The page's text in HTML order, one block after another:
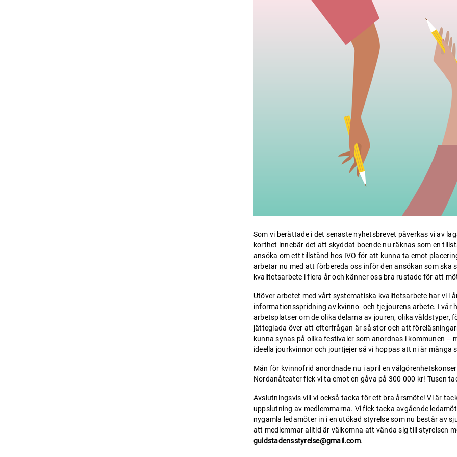
Som vi berättade i det senaste nyhetsbrevet påverkas vi av
korthet innebär det att skyddat boende nu räknas som en
ansöka om ett tillstånd hos IVO för att kunna ta emot
arbetar nu med att förbereda oss inför den ansökan som
kvalitetsarbete i flera år och känner oss bra rustade för att
Utöver arbetet med vårt systematiska kvalitetsarbete har vi i
informationsspridning av kvinno- och tjejjourens arbete. I vår
arbetsplatser om de olika delarna av jouren, olika våldstyper,
jätteglada över att efterfrågan är så stor och att
kunna synas på olika festivaler som anordnas i kommunen –
ideella jourkvinnor och jourtjejer så vi hoppas att ni är många
Män för kvinnofrid anordnade nu i april en
Nordanåteater fick vi ta emot en gåva på 300 000 kr! Tusen
Avslutningsvis vill vi också tacka för ett bra årsmöte! Vi är
uppslutning av medlemmarna. Vi fick tacka avgående
nygamla ledamöter in i en utökad styrelse som nu består av
att medlemmar alltid är välkomna att vända sig till styrelsen
guldstadensstyrelse@gmail.com.